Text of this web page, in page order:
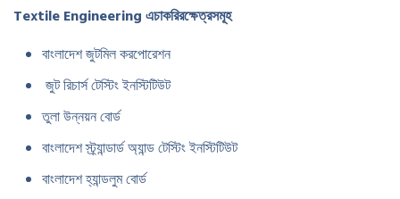
Textile Engineeringএচাকরিরক্ষেত্রসমূহ
বাংলাদেশ জুটমিল করপোরেশন
জুট রিচার্স টেস্টিং ইনস্টিটিউট
তুলা উন্নয়ন বোর্ড
বাংলাদেশ স্ট্র্যান্ডার্ড অ্যান্ড টেস্টিং ইনস্টিটিউট
বাংলাদেশ হ্যান্ডলুম বোর্ড